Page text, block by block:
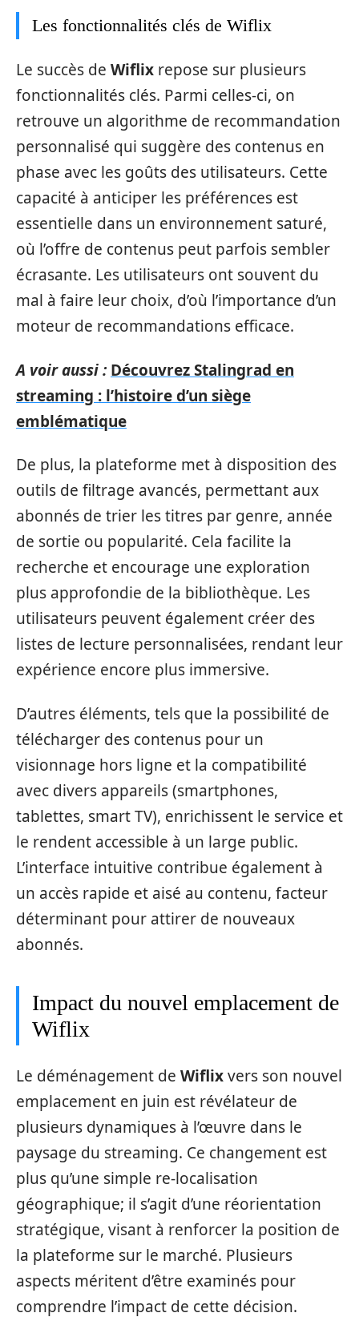
Les fonctionnalités clés de Wiflix
Le succès de Wiflix repose sur plusieurs
fonctionnalités clés. Parmi celles-ci, on
retrouve un algorithme de recommandation
personnalisé qui suggère des contenus en
phase avec les goûts des utilisateurs. Cette
capacité à anticiper les préférences est
essentielle dans un environnement saturé,
où l’offre de contenus peut parfois sembler
écrasante. Les utilisateurs ont souvent du
mal à faire leur choix, d’où l’importance d’un
moteur de recommandations efficace.
A voir aussi : Découvrez Stalingrad en
streaming : l’histoire d’un siège
emblématique
De plus, la plateforme met à disposition des
outils de filtrage avancés, permettant aux
abonnés de trier les titres par genre, année
de sortie ou popularité. Cela facilite la
recherche et encourage une exploration
plus approfondie de la bibliothèque. Les
utilisateurs peuvent également créer des
listes de lecture personnalisées, rendant leur
expérience encore plus immersive.
D’autres éléments, tels que la possibilité de
télécharger des contenus pour un
visionnage hors ligne et la compatibilité
avec divers appareils (smartphones,
tablettes, smart TV), enrichissent le service et
le rendent accessible à un large public.
L’interface intuitive contribue également à
un accès rapide et aisé au contenu, facteur
déterminant pour attirer de nouveaux
abonnés.
Impact du nouvel emplacement de
Wiflix
Le déménagement de Wiflixvers son nouvel
emplacement en juin est révélateur de
plusieurs dynamiques à l’œuvre dans le
paysage du streaming. Ce changement est
plus qu’une simple re-localisation
géographique; il s’agit d’une réorientation
stratégique, visant à renforcer la position de
la plateforme sur le marché. Plusieurs
aspects méritent d’être examinés pour
comprendre l’impact de cette décision.